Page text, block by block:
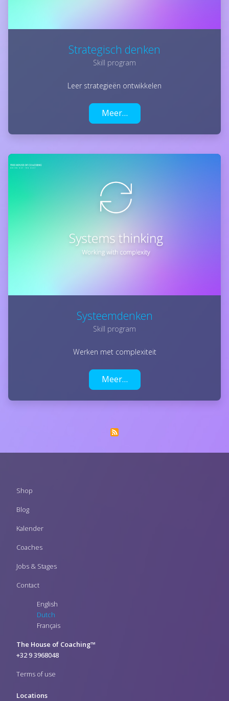
Strategisch denken
Skill program
Leer strategieën ontwikkelen
Meer…
Systeemdenken
Skill program
Werken met complexiteit
Meer…
Footer
Shop
Blog
Kalender
Coaches
Jobs & Stages
Contact
English
Dutch
Français
The House of Coaching™
+32 9 3968048
Terms of use
Locations